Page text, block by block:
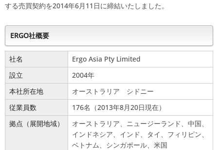
する売買契約を2014年6月11日に締結いたしました。
ERGO社概要
社名
Ergo Asia Pty Limited
設立
2004年
本社所在地
オーストラリア シドニー
従業員数
176名（2013年8月20日現在）
拠点（展開地域）
オーストラリア、ニュージーランド、中国、
インドネシア、インド、タイ、フィリピン、
ベトナム、シンガポール、米国